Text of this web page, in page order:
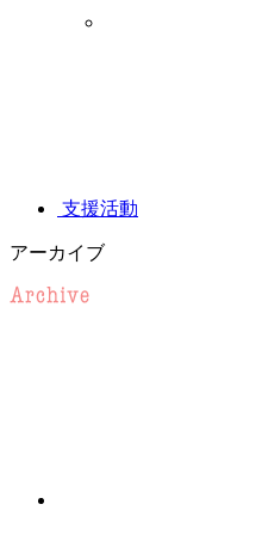
支援活動
アーカイブ